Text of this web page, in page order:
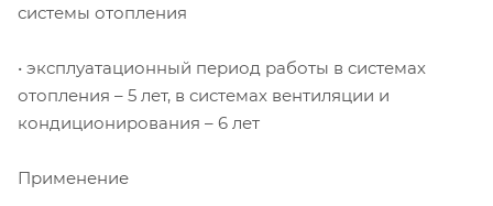
системы отопления
• эксплуатационный период работы в системах
отопления – 5 лет, в системах вентиляции и
кондиционирования – 6 лет
Применение